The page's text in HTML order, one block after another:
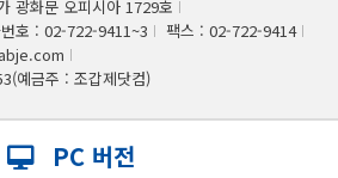
광화문 오피시아 1729호
호 : 02-722-9411~3
팩스 : 02-722-9414
예금주 : 조갑제닷컴)
PC 버전